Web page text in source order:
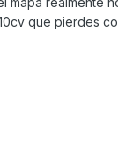
que pierdes